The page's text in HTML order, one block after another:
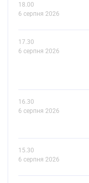
18.00
6 серпня 2026
17.30
6 серпня 2026
16.30
6 серпня 2026
15.30
6 серпня 2026